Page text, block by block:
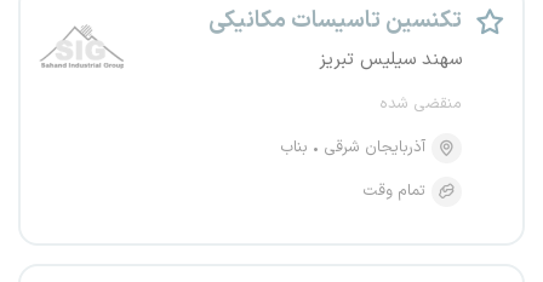
تکنسین تاسیسات مکانیکی
سهند سیلیس تبریز
منقضی شده
آذربایجان شرقی
بناب
تمام وقت